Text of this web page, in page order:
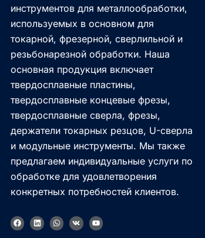
инструментов для металлообработки,
используемых в основном для
токарной, фрезерной, сверлильной и
резьбонарезной обработки. Наша
основная продукция включает
твердосплавные пластины,
твердосплавные концевые фрезы,
твердосплавные сверла, фрезы,
держатели токарных резцов, U-сверла
и модульные инструменты. Мы также
предлагаем индивидуальные услуги по
обработке для удовлетворения
конкретных потребностей клиентов.
F
a
L
i
W
h
V
k
Y
o
Japanese
French
Korean